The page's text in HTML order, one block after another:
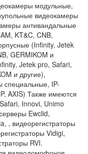
модульные,
видеокамеры
антивандальные
KT&C, CNB,
(Infinity, Jetek
GERMIKOM и
Jetek pro, Safari,
и другие),
специальные, IP-
AXIS) Также имеются
Innovi, Unimo
Ewclid,
, видеорегистраторы
Vidigi,
RVI.